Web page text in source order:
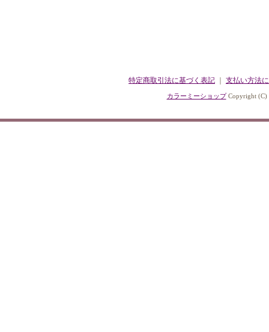
特定商取引法に基づく表記 支払い方法
カラーミーショップCopyright (C)